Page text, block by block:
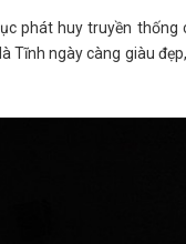
phát huy truyền thống
Tĩnh ngày càng giàu